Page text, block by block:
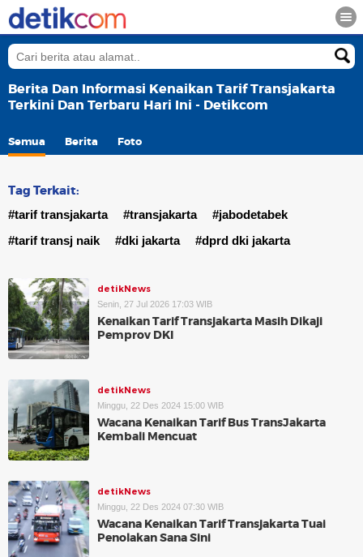
Berita Dan Informasi Kenaikan Tarif Transjakarta
Terkini Dan Terbaru Hari Ini - Detikcom
Semua Berita Foto
Tag Terkait:
#tarif transjakarta #transjakarta
#jabodetabek
#tarif transj naik
#dki jakarta #dprd dki jakarta
detikNews
Senin, 27 Jul 2026 17:03 WIB
Kenaikan Tarif Transjakarta Masih Dikaji
Pemprov DKI
detikNews
Minggu, 22 Des 2024 15:00 WIB
Wacana Kenaikan Tarif Bus TransJakarta
Kembali Mencuat
detikNews
Minggu, 22 Des 2024 07:30 WIB
Wacana Kenaikan Tarif Transjakarta Tuai
Penolakan Sana Sini